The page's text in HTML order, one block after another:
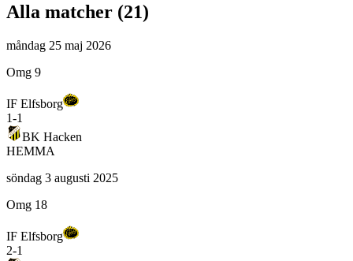
Alla matcher (21)
måndag 25 maj 2026
Omg 9
IF Elfsborg
1-1
BK Hacken
HEMMA
söndag 3 augusti 2025
Omg 18
IF Elfsborg
2-1